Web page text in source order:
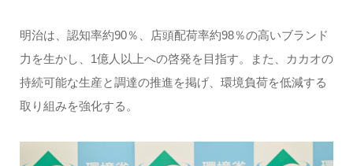
明治は、認知率約90％、店頭配荷率約98％の高いブランド
力を生かし、1億人以上への啓発を目指す。また、カカオの
持続可能な生産と調達の推進を掲げ、環境負荷を低減する
取り組みを強化する。